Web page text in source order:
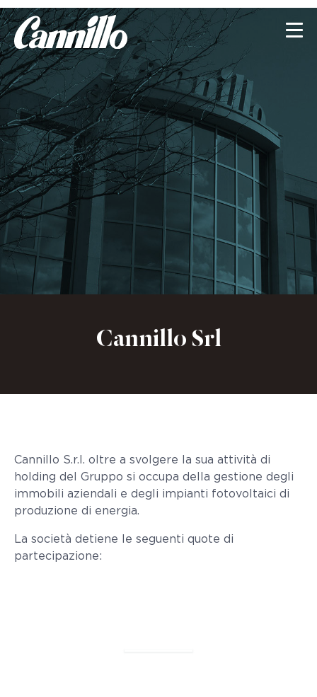
Cannillo Srl
Cannillo S.r.l. oltre a svolgere la sua attività di
holding del Gruppo si occupa della gestione degli
immobili aziendali e degli impianti fotovoltaici di
produzione di energia.
La società detiene le seguenti quote di
partecipazione: